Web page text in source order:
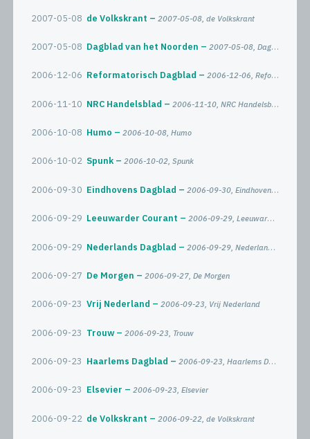
2007-05-08 de Volkskrant 2007-05-08, de Volkskrant
2007-05-08 Dagblad van het Noorden 2007-05-08, Dagblad van het Noorden
2006-12-06 Reformatorisch Dagblad 2006-12-06, Reformatorisch Dagblad
2006-11-10 NRC Handelsblad 2006-11-10, NRC Handelsblad
2006-10-08 Humo 2006-10-08, Humo
2006-10-02 Spunk 2006-10-02, Spunk
2006-09-30 Eindhovens Dagblad 2006-09-30, Eindhovens Dagblad
2006-09-29 Leeuwarder Courant 2006-09-29, Leeuwarder Courant
2006-09-29 Nederlands Dagblad 2006-09-29, Nederlands Dagblad
2006-09-27 De Morgen 2006-09-27, De Morgen
2006-09-23 Vrij Nederland 2006-09-23, Vrij Nederland
2006-09-23 Trouw 2006-09-23, Trouw
2006-09-23 Haarlems Dagblad 2006-09-23, Haarlems Dagblad
2006-09-23 Elsevier 2006-09-23, Elsevier
2006-09-22 de Volkskrant 2006-09-22, de Volkskrant